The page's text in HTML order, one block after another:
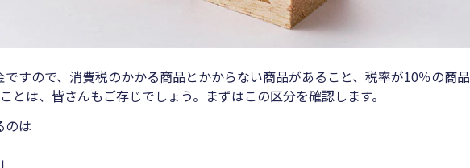
すので、消費税のかかる商品とかからない商品があること、税率が10％の商品
とは、皆さんもご存じでしょう。まずはこの区分を確認します。
のは